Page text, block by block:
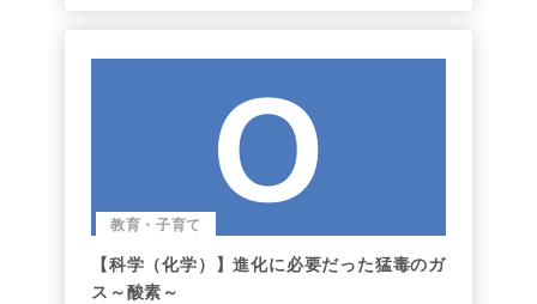
教育・子育て
【科学（化学）】進化に必要だった猛毒のガ
ス～酸素～